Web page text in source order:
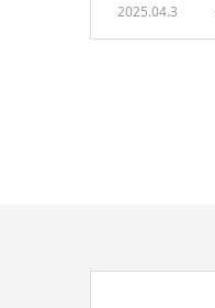
2025.04.3